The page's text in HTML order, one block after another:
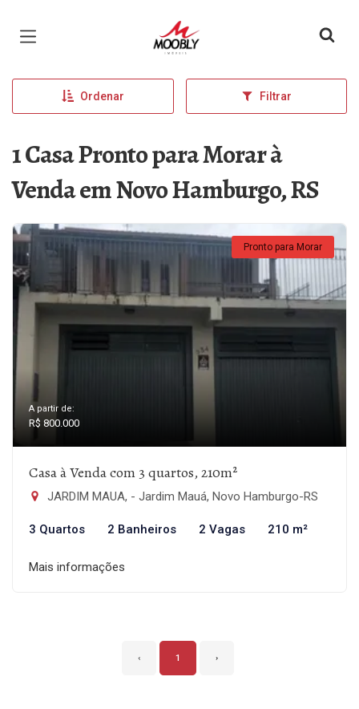
Página inicial
Ordenar Filtrar
1 Casa Pronto para Morar à
Venda em Novo Hamburgo, RS
Pronto para Morar
A partir de:
R$ 800.000
Casa à Venda com 3 quartos, 210m²
JARDIM MAUA, - Jardim Mauá, Novo Hamburgo-RS
3 Quartos 2 Banheiros 2 Vagas 210 m²
Mais informações
‹ 1 ›